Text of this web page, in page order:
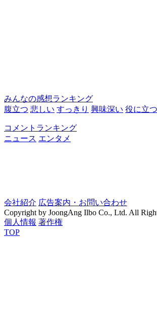
みんなの感想ランキング
腹立つ 悲しい すっきり 興味深い 役に立つ
コメントランキング
ニュース エンタメ
会社紹介 広告案内・お問い合わせ
Copyright by JoongAng Ilbo Co., Ltd. All
個人情報 著作権
TOP